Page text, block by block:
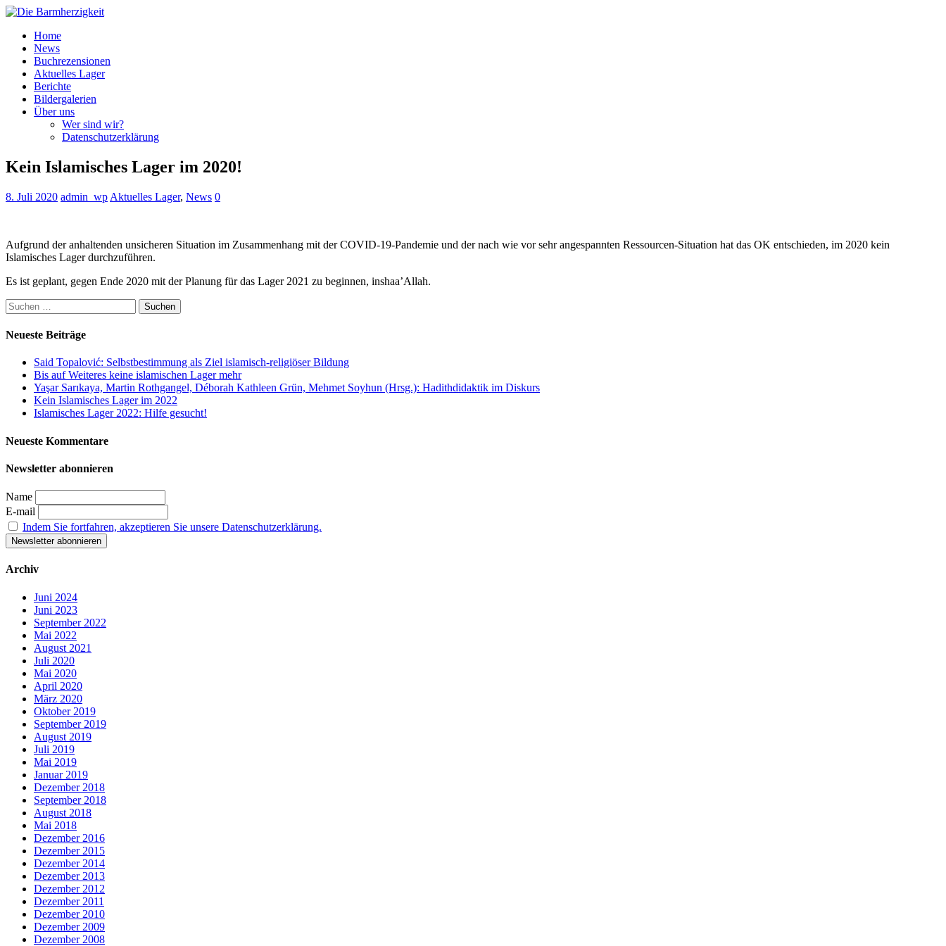
Home
News
Buchrezensionen
Aktuelles Lager
Berichte
Bildergalerien
Über uns
Wer sind wir?
Datenschutzerklärung
Kein Islamisches Lager im 2020!
8. Juli 2020 admin_wp Aktuelles Lager, News 0
Aufgrund der anhaltenden unsicheren Situation im Zusammenhang mit der COVID-19-Pandemie und der nach wie vor sehr angespannten Ressourcen-Situation hat das OK entschieden, im 2020 kein
Islamisches Lager durchzuführen.
Es ist geplant, gegen Ende 2020 mit der Planung für das Lager 2021 zu beginnen, inshaa’Allah.
Suchen
nach:
Neueste Beiträge
Said Topalović: Selbstbestimmung als Ziel islamisch-religiöser Bildung
Bis auf Weiteres keine islamischen Lager mehr
Yaşar Sarıkaya, Martin Rothgangel, Déborah Kathleen Grün, Mehmet Soyhun (Hrsg.): Hadithdidaktik im Diskurs
Kein Islamisches Lager im 2022
Islamisches Lager 2022: Hilfe gesucht!
Neueste Kommentare
Newsletter abonnieren
Name
E-mail
Indem Sie fortfahren, akzeptieren Sie unsere Datenschutzerklärung.
Archiv
Juni 2024
Juni 2023
September 2022
Mai 2022
August 2021
Juli 2020
Mai 2020
April 2020
März 2020
Oktober 2019
September 2019
August 2019
Juli 2019
Mai 2019
Januar 2019
Dezember 2018
September 2018
August 2018
Mai 2018
Dezember 2016
Dezember 2015
Dezember 2014
Dezember 2013
Dezember 2012
Dezember 2011
Dezember 2010
Dezember 2009
Dezember 2008